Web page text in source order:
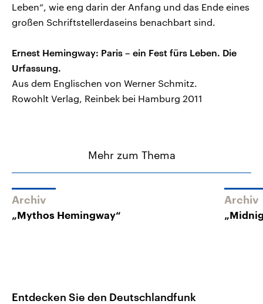
Leben“, wie eng darin der Anfang und das Ende eines
großen Schriftstellerdaseins benachbart sind.
Ernest Hemingway: Paris – ein Fest fürs Leben. Die
Urfassung.
Aus dem Englischen von Werner Schmitz.
Rowohlt Verlag, Reinbek bei Hamburg 2011
Mehr zum Thema
Archiv
„Mythos Hemingway“
Archiv
Entdecken Sie den Deutschlandfunk